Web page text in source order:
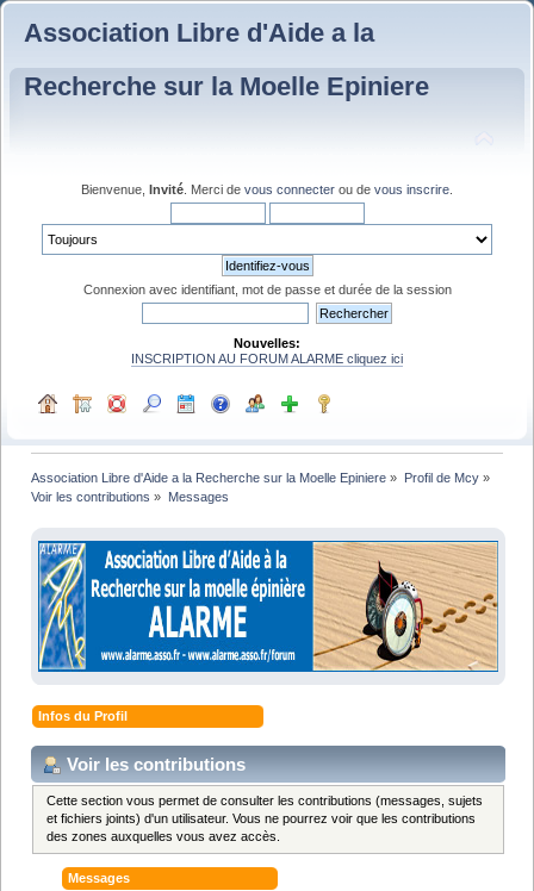
Association Libre d'Aide a la
Recherche sur la Moelle Epiniere
Bienvenue, Invité . Merci de vous connecter ou de vous inscrire
Connexion avec identifiant, mot de passe et durée de la session
Nouvelles:
INSCRIPTION AU FORUM ALARME cliquez ici
Association Libre d'Aide a la Recherche sur la Moelle Epiniere » Profil de Mcy»
Voir les contributions » Messages
Infos du Profil
Voir les contributions
Cette section vous permet de consulter les contributions (messages, sujets
et fichiers joints) d'un utilisateur. Vous ne pourrez voir que les contributions
des zones auxquelles vous avez accès.
Messages